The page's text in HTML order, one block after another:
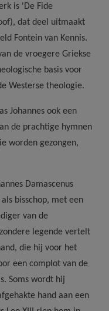
is 'De Fide
dat deel uitmaakt
Fontein van Kennis.
de vroegere Griekse
basis voor
Westerse theologie.
Johannes ook een
de prachtige hymnen
worden gezongen,
Damascenus
bisschop, met een
van de
legende vertelt
die hij voor het
een complot van de
Soms wordt hij
hand aan een